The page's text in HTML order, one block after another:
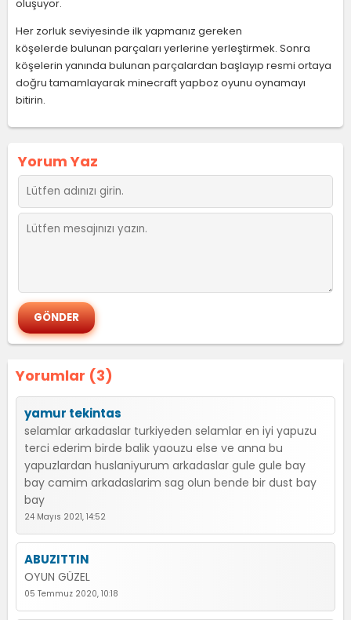
oluşuyor.
Her zorluk seviyesinde ilk yapmanız gereken
köşelerde bulunan parçaları yerlerine yerleştirmek. Sonra
köşelerin yanında bulunan parçalardan başlayıp resmi ortaya
doğru tamamlayarak minecraft yapboz oyunu oynamayı
bitirin.
Yorumlar (3)
yamur tekintas
selamlar arkadaslar turkiyeden selamlar en iyi yapuzu
terci ederim birde balik yaouzu else ve anna bu
yapuzlardan huslaniyurum arkadaslar gule gule bay
bay camim arkadaslarim sag olun bende bir dust bay
bay
24 Mayıs 2021, 14:52
ABUZITTIN
OYUN GÜZEL
05 Temmuz 2020, 10:18
Yorum Yaz